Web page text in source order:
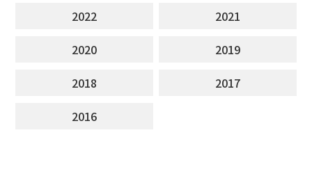
2022
2021
2020
2019
2018
2017
2016